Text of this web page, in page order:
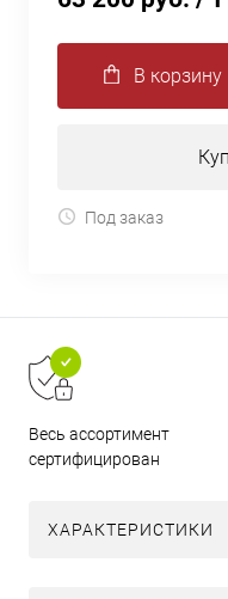
В корзину
Под заказ
Весь ассортимент
сертифицирован
ХАРАКТЕРИСТИКИ